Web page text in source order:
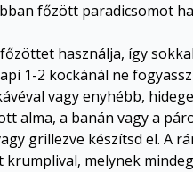
főzött paradicsomot
használja, így
1-2 kockánál ne
vagy enyhébb,
alma, a banán vagy a
grillezve készítsd el. A
melynek